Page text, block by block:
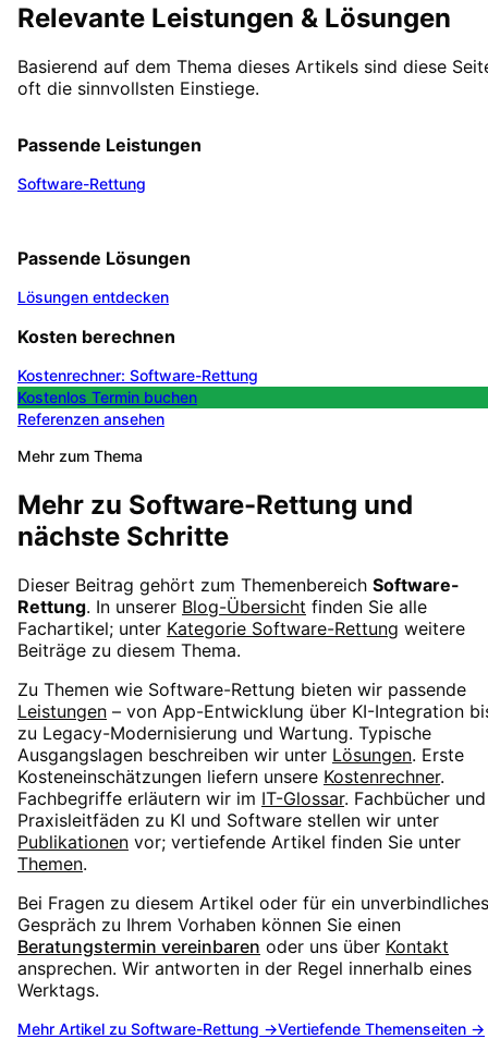
Relevante Leistungen & Lösungen
Basierend auf dem Thema dieses Artikels sind diese
oft die sinnvollsten Einstiege.
Passende Leistungen
Software-Rettung
Passende Lösungen
Lösungen entdecken
Kosten berechnen
Kostenrechner: Software-Rettung
Kostenlos Termin buchen
Referenzen ansehen
Mehr zum Thema
Mehr zu Software-Rettung und
nächste Schritte
Dieser Beitrag gehört zum Themenbereich Software-
Rettung. In unserer Blog-Übersicht finden Sie alle
Fachartikel; unter Kategorie Software-Rettung weitere
Beiträge zu diesem Thema.
Zu Themen wie Software-Rettung bieten wir passende
Leistungen – von App-Entwicklung über KI-Integration
zu Legacy-Modernisierung und Wartung. Typische
Ausgangslagen beschreiben wir unter Lösungen. Erste
Kosteneinschätzungen liefern unsere Kostenrechner.
Fachbegriffe erläutern wir im IT-Glossar. Fachbücher und
Praxisleitfäden zu KI und Software stellen wir unter
Publikationen vor; vertiefende Artikel finden Sie unter
Themen.
Bei Fragen zu diesem Artikel oder für ein unverbindliches
Gespräch zu Ihrem Vorhaben können Sie einen
Beratungstermin vereinbaren oder uns über Kontakt
ansprechen. Wir antworten in der Regel innerhalb eines
Werktags.
Mehr Artikel zu Software-Rettung →Vertiefende Themenseiten →